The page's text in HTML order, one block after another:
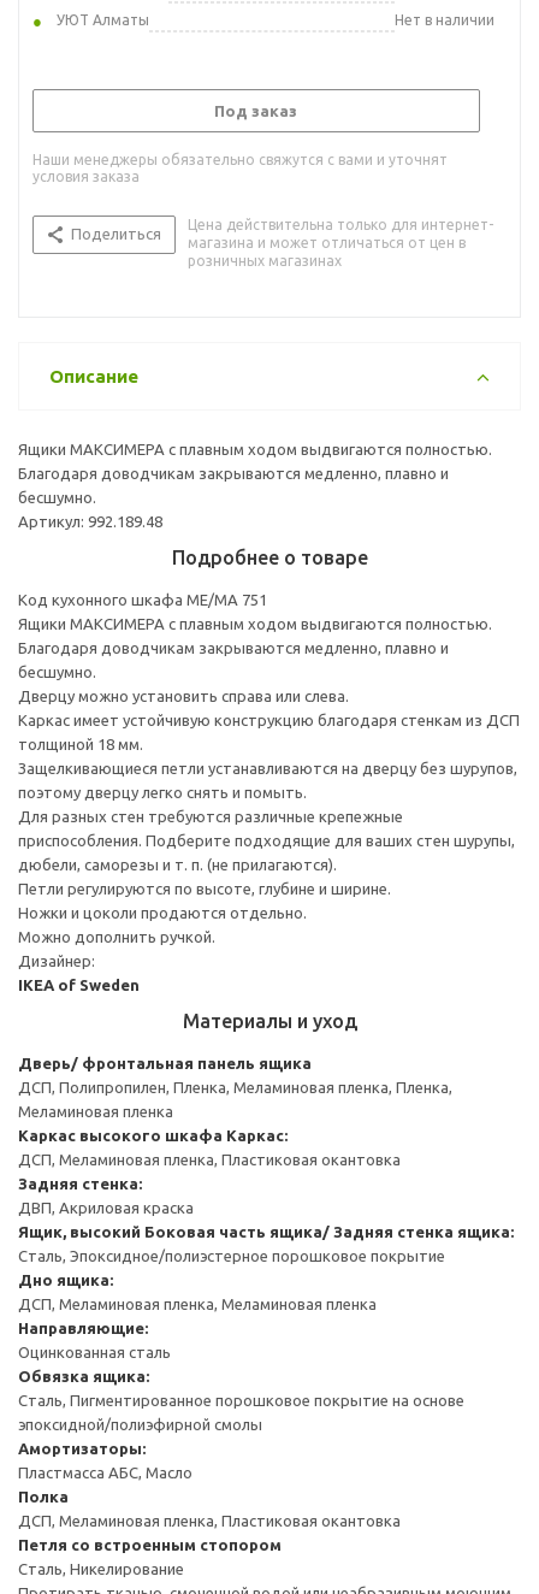
УЮТ Алматы
Нет в наличии
Под заказ
Наши менеджеры обязательно свяжутся с вами и уточнят
условия заказа
Поделиться
Цена действительна только для интернет-
магазина и может отличаться от цен в
розничных магазинах
Описание
Ящики МАКСИМЕРА с плавным ходом выдвигаются полностью.
Благодаря доводчикам закрываются медленно, плавно и
бесшумно.
Артикул: 992.189.48
Подробнее о товаре
Код кухонного шкафа ME/MA 751
Ящики МАКСИМЕРА с плавным ходом выдвигаются полностью.
Благодаря доводчикам закрываются медленно, плавно и
бесшумно.
Дверцу можно установить справа или слева.
Каркас имеет устойчивую конструкцию благодаря стенкам из ДСП
толщиной 18 мм.
Защелкивающиеся петли устанавливаются на дверцу без шурупов,
поэтому дверцу легко снять и помыть.
Для разных стен требуются различные крепежные
приспособления. Подберите подходящие для ваших стен шурупы,
дюбели, саморезы и т. п. (не прилагаются).
Петли регулируются по высоте, глубине и ширине.
Ножки и цоколи продаются отдельно.
Можно дополнить ручкой.
Дизайнер:
IKEA of Sweden
Материалы и уход
Дверь/ фронтальная панель ящика
ДСП, Полипропилен, Пленка, Меламиновая пленка, Пленка,
Меламиновая пленка
Каркас высокого шкафа Каркас:
ДСП, Меламиновая пленка, Пластиковая окантовка
Задняя стенка:
ДВП, Акриловая краска
Ящик, высокий Боковая часть ящика/ Задняя стенка ящика:
Сталь, Эпоксидное/полиэстерное порошковое покрытие
Дно ящика:
ДСП, Меламиновая пленка, Меламиновая пленка
Направляющие:
Оцинкованная сталь
Обвязка ящика:
Сталь, Пигментированное порошковое покрытие на основе
эпоксидной/полиэфирной смолы
Амортизаторы:
Пластмасса АБС, Масло
Полка
ДСП, Меламиновая пленка, Пластиковая окантовка
Петля со встроенным стопором
Сталь, Никелирование